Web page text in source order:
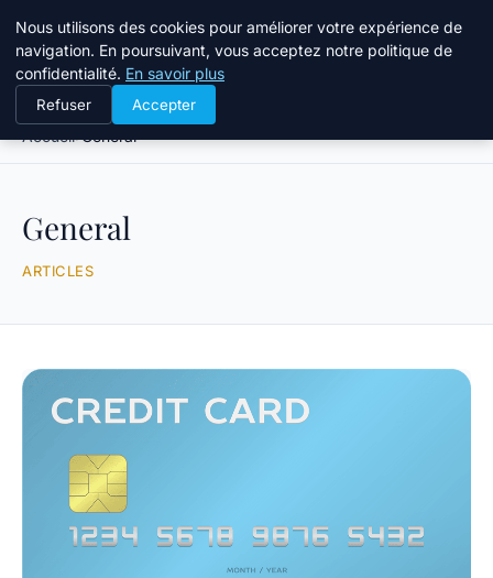
Tourisme Landes
Accueil General
General
ARTICLES
Nous utilisons des cookies pour améliorer votre expérience de
navigation. En poursuivant, vous acceptez notre politique de
confidentialité. En savoir plus
Refuser Accepter